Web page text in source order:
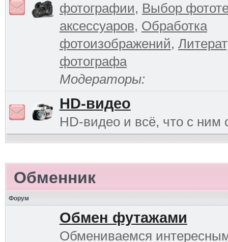
фотографии, Выбор
аксессуаров, Обработка
фотоизображений,
фотографа
Модераторы:
HD-видео
HD-видео и всё, что с ним
Обменник
Форум
Обмен футажами
Обмениваемся